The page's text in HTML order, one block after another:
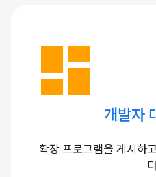
dashboard
개발자
확장 프로그램을 게시하